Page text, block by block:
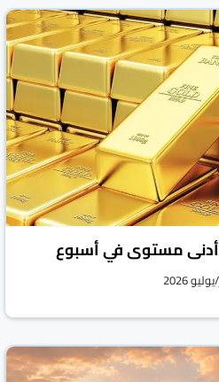
مستوى في أسبوع